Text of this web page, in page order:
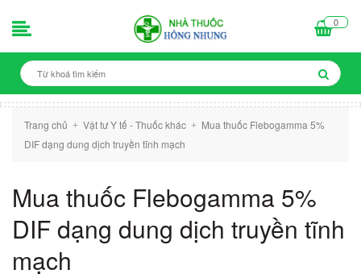
0
Trang chủ + Vật tư Y tế - Thuốc khác +
Mua thuốc Flebogamma 5%
DIF dạng dung dịch truyền tĩnh mạch
Mua thuốc Flebogamma 5%
DIF dạng dung dịch truyền tĩnh
mạch